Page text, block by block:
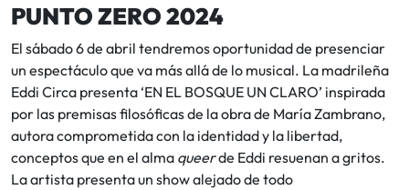
PUNTO ZERO 2024
El sábado 6 de abril tendremos oportunidad de presenciar
un espectáculo que va más allá de lo musical. La madrileña
Eddi Circa presenta ‘EN EL BOSQUE UN CLARO’ inspirada
por las premisas filosóficas de la obra de María Zambrano,
autora comprometida con la identidad y la libertad,
conceptos que en el alma queerde Eddi resuenan a gritos.
La artista presenta un show alejado de todo